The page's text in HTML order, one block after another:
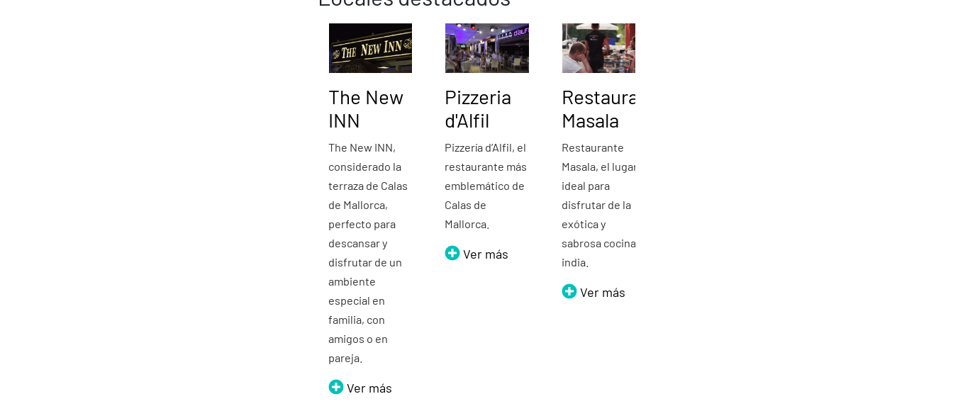
The New
INN
The New INN,
considerado la
terraza de Calas
de Mallorca,
perfecto para
descansar y
disfrutar de un
ambiente
especial en
familia, con
amigos o en
pareja.
Ver más
Pizzeria
d'Alfil
Pizzería d’Alfil, el
restaurante más
emblemático de
Calas de
Mallorca.
Ver más
Restaurante
Masala
Restaurante
Masala, el lugar
ideal para
disfrutar de la
exótica y
sabrosa cocina
india.
Ver más